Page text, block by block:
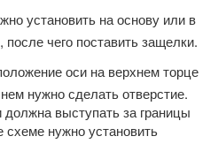
установить на основу или в
после чего поставить защелки.
оси на верхнем торце
нужно сделать отверстие.
должна выступать за границы
схеме нужно установить